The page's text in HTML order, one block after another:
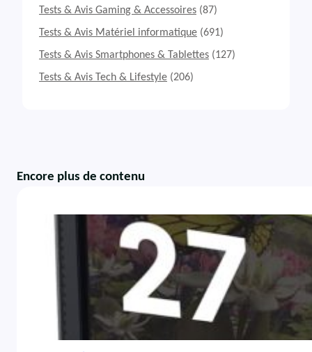
Tests & Avis Gaming & Accessoires (87)
Tests & Avis Matériel informatique (691)
Tests & Avis Smartphones & Tablettes (127)
Tests & Avis Tech & Lifestyle (206)
Encore plus de contenu